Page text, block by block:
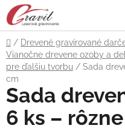
Prejsť
na
obsah
Domov
/ Drevené gravírované
Vianočne drevene ozoby a
pre ďalšiu tvorbu / Sada
cm
Sada
6 ks –